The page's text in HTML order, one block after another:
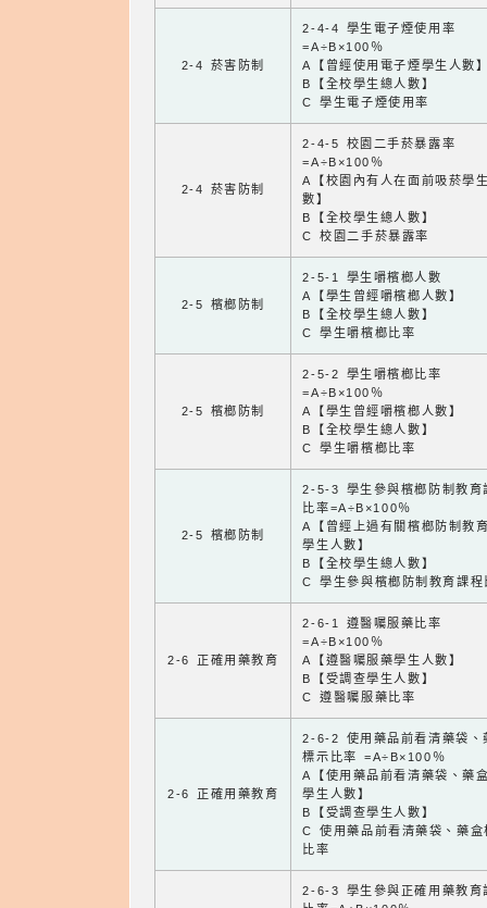
2-4 菸害防制
2-4-4 學生電子煙使用率
=A÷B×100％
A【曾經使用電子煙學生人數
B【全校學生總人數】
C 學生電子煙使用率
2-4 菸害防制
2-4-5 校園二手菸暴露率
=A÷B×100％
A【校園內有人在面前吸菸學
數】
B【全校學生總人數】
C 校園二手菸暴露率
2-5 檳榔防制
2-5-1 學生嚼檳榔人數
A【學生曾經嚼檳榔人數】
B【全校學生總人數】
C 學生嚼檳榔比率
2-5 檳榔防制
2-5-2 學生嚼檳榔比率
=A÷B×100％
A【學生曾經嚼檳榔人數】
B【全校學生總人數】
C 學生嚼檳榔比率
2-5 檳榔防制
2-5-3 學生參與檳榔防制教育
比率=A÷B×100％
A【曾經上過有關檳榔防制教
學生人數】
B【全校學生總人數】
C 學生參與檳榔防制教育課程
2-6 正確用藥教育
2-6-1 遵醫囑服藥比率
=A÷B×100％
A【遵醫囑服藥學生人數】
B【受調查學生人數】
C 遵醫囑服藥比率
2-6 正確用藥教育
2-6-2 使用藥品前看清藥袋、
標示比率 =A÷B×100％
A【使用藥品前看清藥袋、藥
學生人數】
B【受調查學生人數】
C 使用藥品前看清藥袋、藥盒
比率
2-6-3 學生參與正確用藥教育